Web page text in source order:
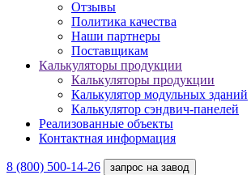
Отзывы
Политика качества
Наши партнеры
Поставщикам
Калькуляторы продукции
Калькуляторы продукции
Калькулятор модульных зданий
Калькулятор сэндвич-панелей
Реализованные объекты
Контактная информация
8 (800) 500-14-26 запрос на завод